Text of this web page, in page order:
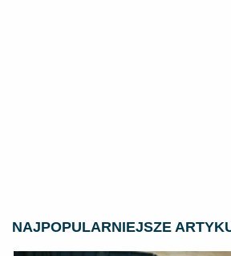
NAJPOPULARNIEJSZE